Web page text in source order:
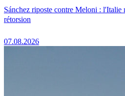
Sánchez riposte contre Meloni : l'Italie
rétorsion
07.08.2026